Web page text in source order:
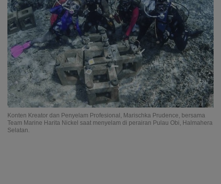
Konten Kreator dan Penyelam Profesional, Marischka Prudence, bersama
Team Marine Harita Nickel saat menyelam di perairan Pulau Obi, Halmahera
Selatan.